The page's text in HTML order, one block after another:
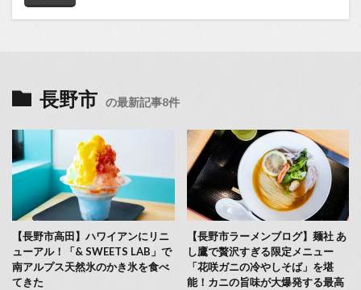
長野市 の最新記事8件
【長野市高田】ハワイアンにリニ
ューアル！「& SWEETS LAB」で
南アルプス天然氷のかき氷を食べ
てきた
【長野市ラーメンブログ】麺社 あ
し鷹で贅沢すぎる限定メニュー
「花咲ガニの冷やしそば」を堪
能！カニの旨味が大爆発する最高